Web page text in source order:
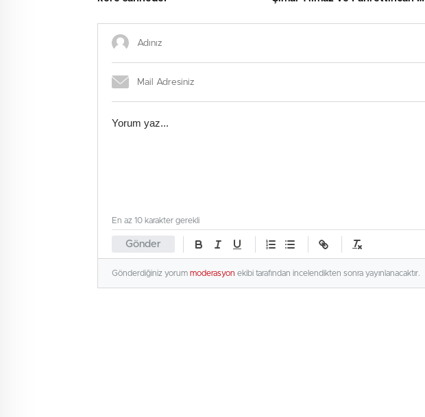
Gönder
En az 10 karakter gerekli
Gönderdiğiniz yorum moderasyon ekibi tarafından incelendikten sonra yayınlanacaktır.